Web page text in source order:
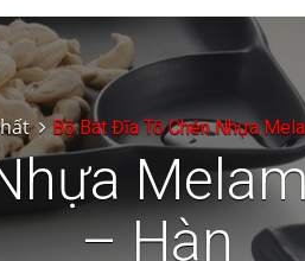
Bộ Bát Đĩa Tô Chén Nhựa
– Hàn